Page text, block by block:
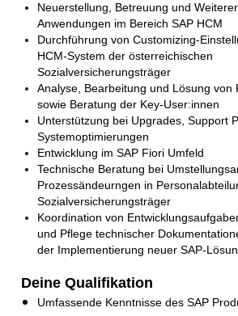
Neuerstellung, Betreuung und
Anwendungen im Bereich SAP HCM
Durchführung von Customizing-
HCM-System der österreichischen
Sozialversicherungsträger
Analyse, Bearbeitung und Lösung von
sowie Beratung der Key-User:innen
Unterstützung bei Upgrades, Support
Systemoptimierungen
Entwicklung im SAP Fiori Umfeld
Technische Beratung bei
Prozessändeurngen in
Sozialversicherungsträger
Koordination von
und Pflege technischer
der Implementierung neuer SAP-
Deine Qualifikation
Umfassende Kenntnisse des SAP